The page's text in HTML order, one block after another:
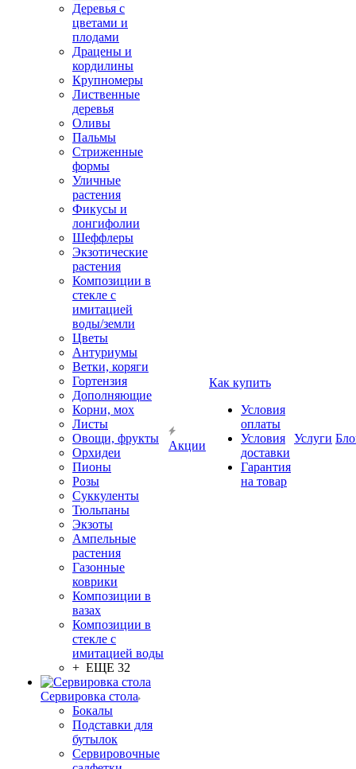
Деревья с
цветами и
плодами
Драцены и
кордилины
Крупномеры
Лиственные
деревья
Оливы
Пальмы
Стриженные
формы
Уличные
растения
Фикусы и
лонгифолии
Шеффлеры
Экзотические
растения
Композиции в
стекле с
имитацией
воды/земли
Цветы
Антуриумы
Ветки, коряги
Гортензия
Дополняющие
Корни, мох
Листы
Овощи, фрукты
Орхидеи
Пионы
Розы
Суккуленты
Тюльпаны
Экзоты
Ампельные
растения
Газонные
коврики
Композиции в
вазах
Композиции в
стекле с
имитацией воды
+ ЕЩЕ 32
Сервировка стола
Бокалы
Подставки для
бутылок
Сервировочные
Акции
Как купить
Условия
оплаты
Условия
доставки
Гарантия
на товар
Услуги